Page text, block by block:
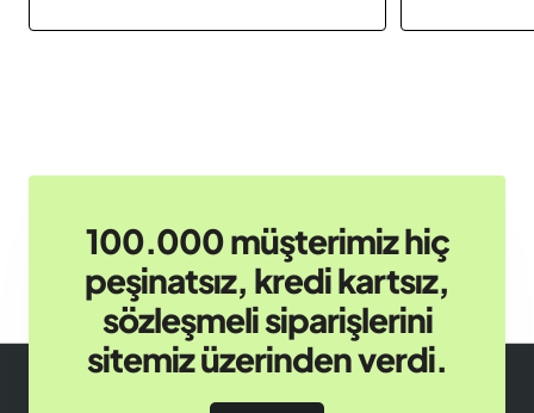
100.000 müşterimiz hiç
peşinatsız, kredi kartsız,
sözleşmeli siparişlerini
sitemiz üzerinden verdi.